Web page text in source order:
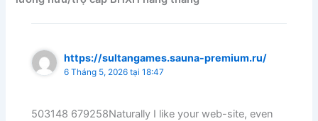
https://sultangames.sauna-premium.ru/
6 Tháng 5, 2026 tại 18:47
503148 679258Naturally I like your web-site, even